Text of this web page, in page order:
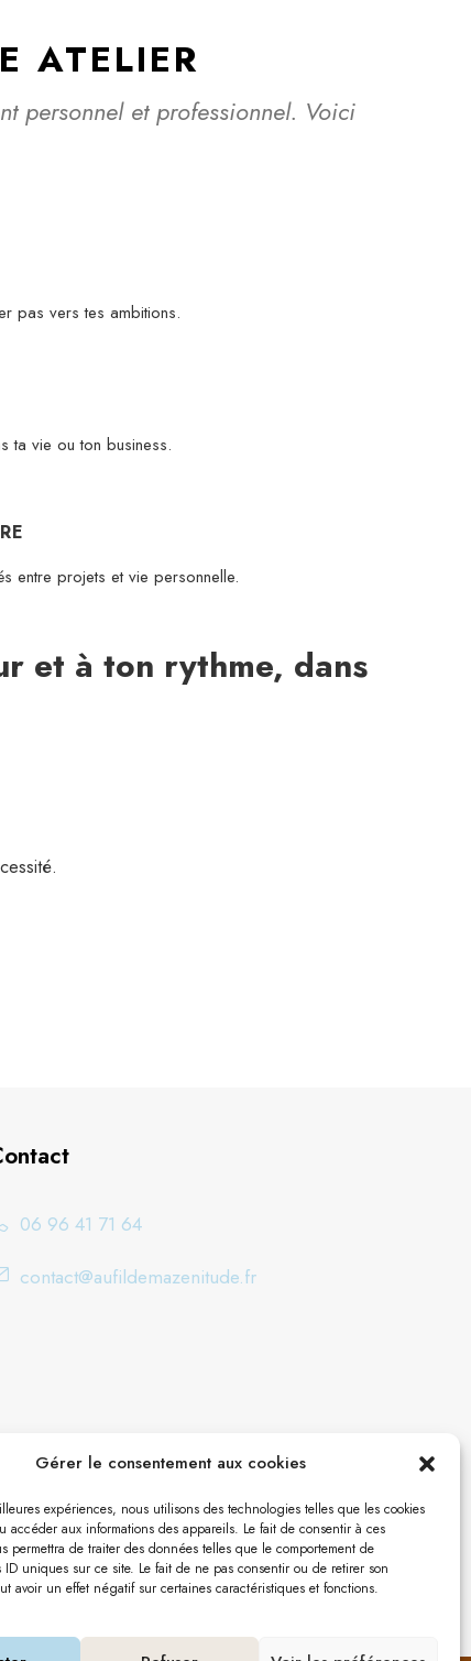
Gérer le consentement aux cookies
expériences, nous utilisons des technologies telles que les cookies
accéder aux informations des appareils. Le fait de consentir à ces
permettra de traiter des données telles que le comportement de
uniques sur ce site. Le fait de ne pas consentir ou de retirer son
avoir un effet négatif sur certaines caractéristiques et fonctions.
ATELIER
personnel et professionnel. Voici
pas vers tes ambitions.
ta vie ou ton business.
entre projets et vie personnelle.
et à ton rythme, dans
06 96 41 71 64
contact@aufildemazenitude.fr